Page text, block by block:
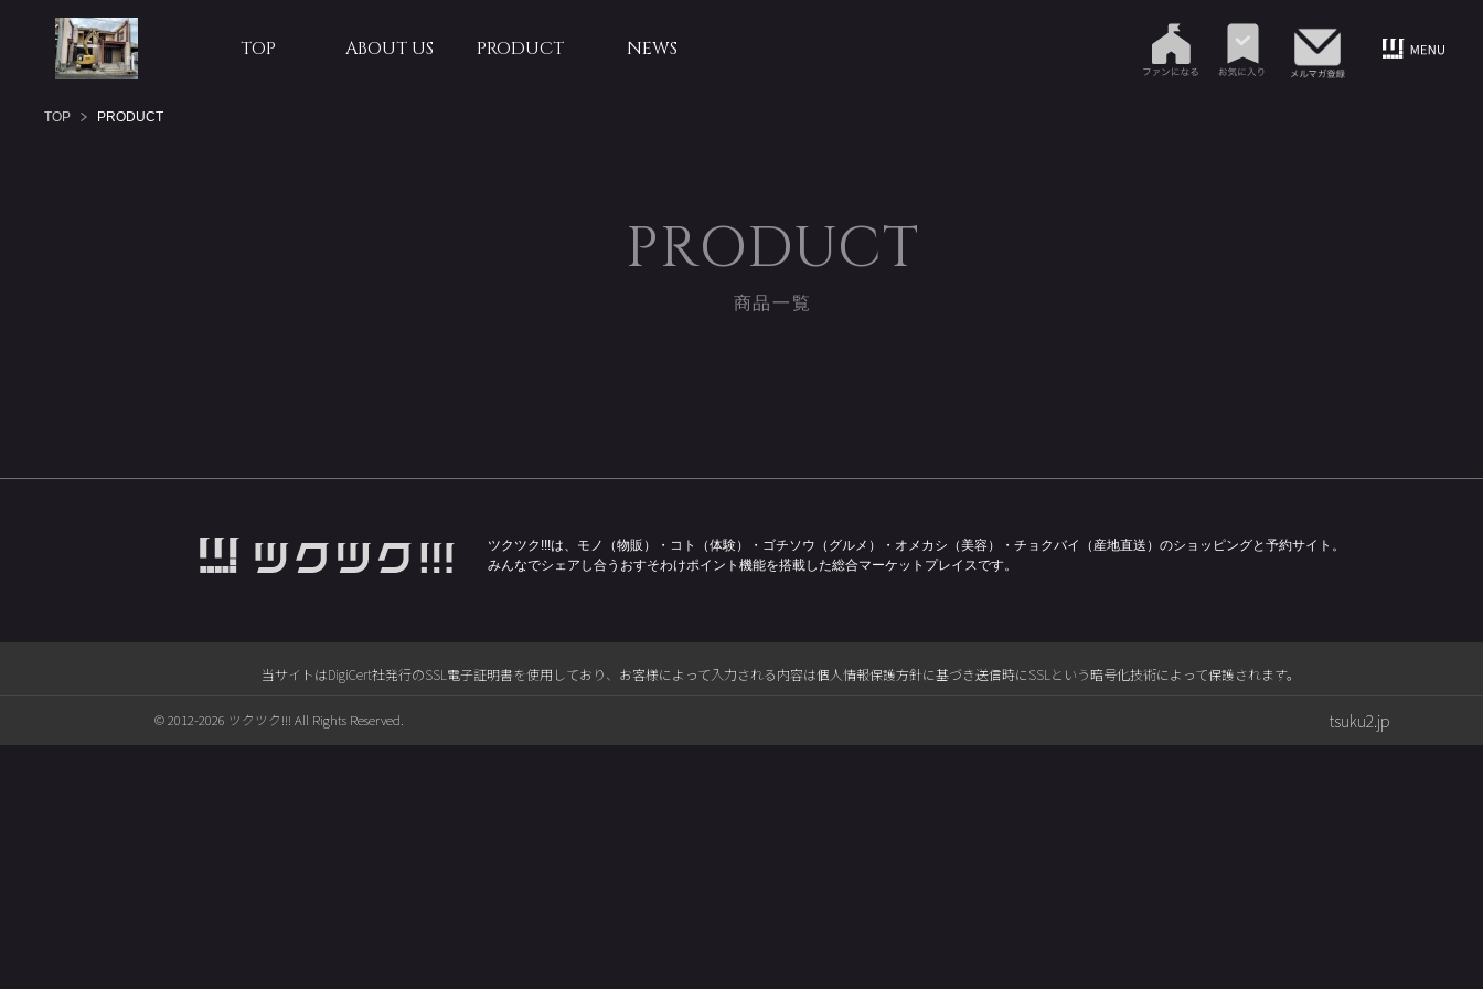
TOP ABOUT US PRODUCT NEWS
TOP PRODUCT
PRODUCT
商品一覧
ツクツク!!!は、モノ（物販）・コト（体験）・ゴチソウ（グルメ）・オメカシ（美容）・チョクバイ（産地直送）のショッピングと予約サイト。
みんなでシェアし合うおすそわけポイント機能を搭載した総合マーケットプレイスです。
当サイトはDigiCert社発行のSSL電子証明書を使用しており、お客様によって入力される内容は個人情報保護方針に基づき送信時にSSLという暗号化技術によって保護されます。
© 2012-2026 ツクツク!!! All Rights Reserved. tsuku2.jp